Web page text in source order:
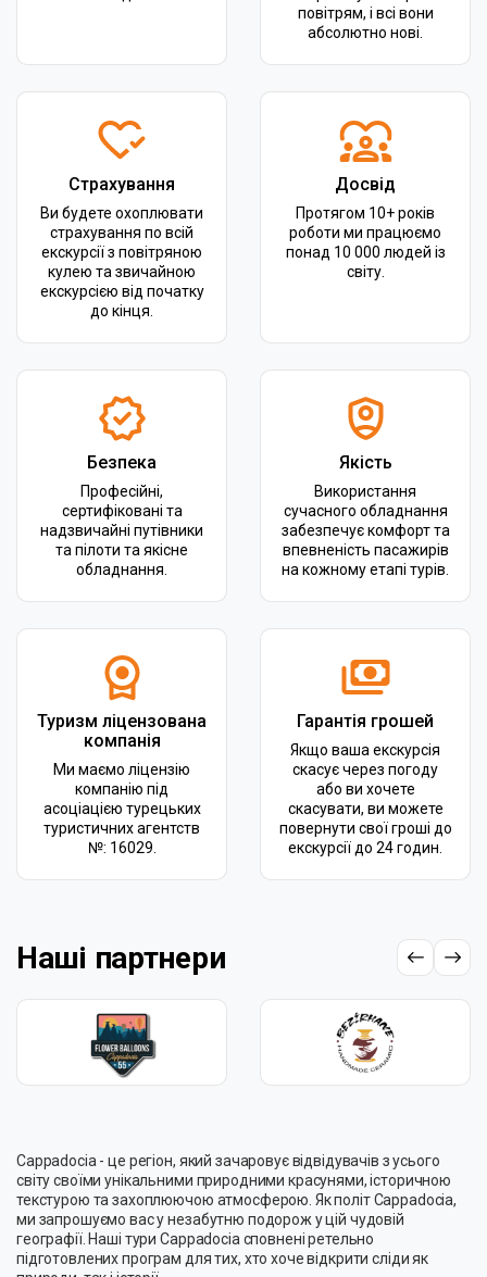
повітрям, і всі вони
абсолютно нові.
Страхування
Ви будете охоплювати
страхування по всій
екскурсії з повітряною
кулею та звичайною
екскурсією від початку
до кінця.
Досвід
Протягом 10+ років
роботи ми працюємо
понад 10 000 людей із
світу.
Безпека
Професійні,
сертифіковані та
надзвичайні путівники
та пілоти та якісне
обладнання.
Якість
Використання
сучасного обладнання
забезпечує комфорт та
впевненість пасажирів
на кожному етапі турів.
Туризм ліцензована
компанія
Ми маємо ліцензію
компанію під
асоціацією турецьких
туристичних агентств
№: 16029.
Гарантія грошей
Якщо ваша екскурсія
скасує через погоду
або ви хочете
скасувати, ви можете
повернути свої гроші до
екскурсії до 24 годин.
Наші партнери
Cappadocia - це регіон, який зачаровує відвідувачів з усього
світу своїми унікальними природними красунями, історичною
текстурою та захоплюючою атмосферою. Як політ Cappadocia,
ми запрошуємо вас у незабутню подорож у цій чудовій
географії. Наші тури Cappadocia сповнені ретельно
підготовлених програм для тих, хто хоче відкрити сліди як